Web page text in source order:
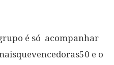
é só acompanhar
e o